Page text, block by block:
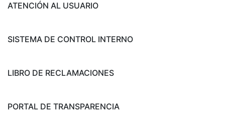
ATENCIÓN AL USUARIO
SISTEMA DE CONTROL INTERNO
LIBRO DE RECLAMACIONES
PORTAL DE TRANSPARENCIA